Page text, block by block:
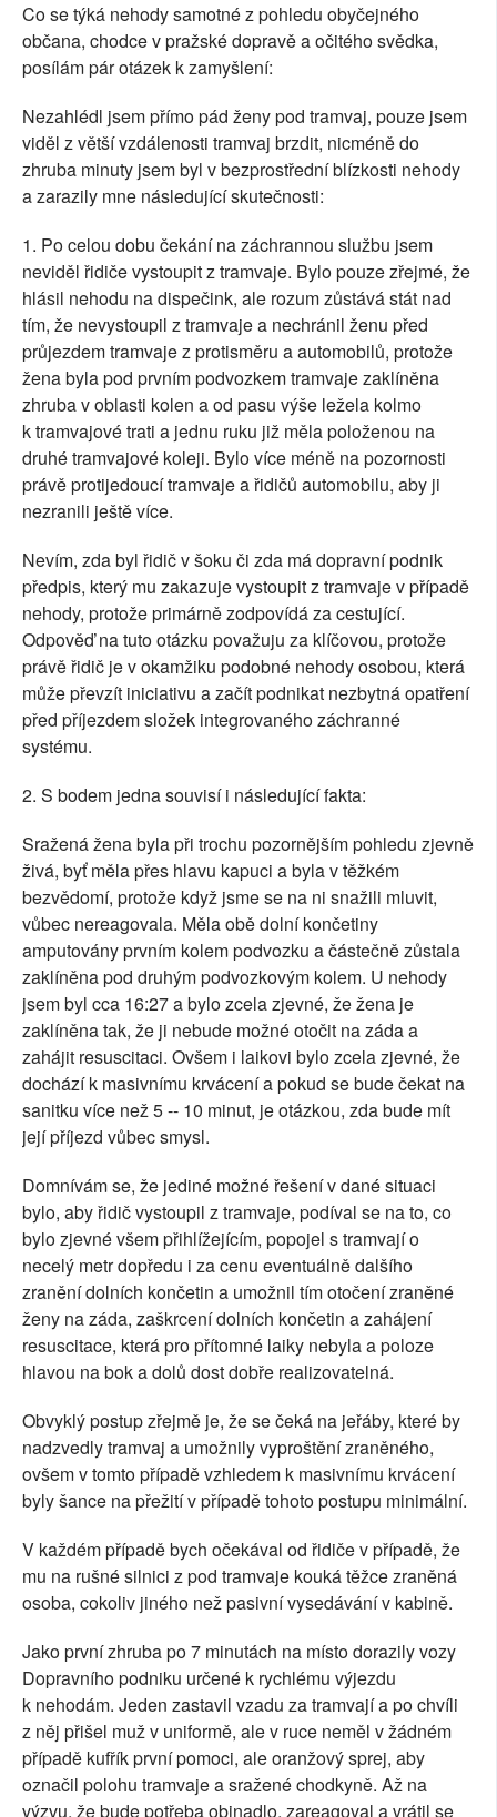
Co se týká nehody samotné z pohledu obyčejného
občana, chodce v pražské dopravě a očitého svědka,
posílám pár otázek k zamyšlení:
Nezahlédl jsem přímo pád ženy pod tramvaj, pouze jsem
viděl z větší vzdálenosti tramvaj brzdit, nicméně do
zhruba minuty jsem byl v bezprostřední blízkosti nehody
a zarazily mne následující skutečnosti:
1. Po celou dobu čekání na záchrannou službu jsem
neviděl řidiče vystoupit z tramvaje. Bylo pouze zřejmé, že
hlásil nehodu na dispečink, ale rozum zůstává stát nad
tím, že nevystoupil z tramvaje a nechránil ženu před
průjezdem tramvaje z protisměru a automobilů, protože
žena byla pod prvním podvozkem tramvaje zaklíněna
zhruba v oblasti kolen a od pasu výše ležela kolmo
k tramvajové trati a jednu ruku již měla položenou na
druhé tramvajové koleji. Bylo více méně na pozornosti
právě protijedoucí tramvaje a řidičů automobilu, aby ji
nezranili ještě více.
Nevím, zda byl řidič v šoku či zda má dopravní podnik
předpis, který mu zakazuje vystoupit z tramvaje v případě
nehody, protože primárně zodpovídá za cestující.
Odpověď na tuto otázku považuju za klíčovou, protože
právě řidič je v okamžiku podobné nehody osobou, která
může převzít iniciativu a začít podnikat nezbytná opatření
před příjezdem složek integrovaného záchranné
systému.
2. S bodem jedna souvisí i následující fakta:
Sražená žena byla při trochu pozornějším pohledu zjevně
živá, byť měla přes hlavu kapuci a byla v těžkém
bezvědomí, protože když jsme se na ni snažili mluvit,
vůbec nereagovala. Měla obě dolní končetiny
amputovány prvním kolem podvozku a částečně zůstala
zaklíněna pod druhým podvozkovým kolem. U nehody
jsem byl cca 16:27 a bylo zcela zjevné, že žena je
zaklíněna tak, že ji nebude možné otočit na záda a
zahájit resuscitaci. Ovšem i laikovi bylo zcela zjevné, že
dochází k masivnímu krvácení a pokud se bude čekat na
sanitku více než 5 -- 10 minut, je otázkou, zda bude mít
její příjezd vůbec smysl.
Domnívám se, že jediné možné řešení v dané situaci
bylo, aby řidič vystoupil z tramvaje, podíval se na to, co
bylo zjevné všem přihlížejícím, popojel s tramvají o
necelý metr dopředu i za cenu eventuálně dalšího
zranění dolních končetin a umožnil tím otočení zraněné
ženy na záda, zaškrcení dolních končetin a zahájení
resuscitace, která pro přítomné laiky nebyla a poloze
hlavou na bok a dolů dost dobře realizovatelná.
Obvyklý postup zřejmě je, že se čeká na jeřáby, které by
nadzvedly tramvaj a umožnily vyproštění zraněného,
ovšem v tomto případě vzhledem k masivnímu krvácení
byly šance na přežití v případě tohoto postupu minimální.
V každém případě bych očekával od řidiče v případě, že
mu na rušné silnici z pod tramvaje kouká těžce zraněná
osoba, cokoliv jiného než pasivní vysedávání v kabině.
Jako první zhruba po 7 minutách na místo dorazily vozy
Dopravního podniku určené k rychlému výjezdu
k nehodám. Jeden zastavil vzadu za tramvají a po chvíli
z něj přišel muž v uniformě, ale v ruce neměl v žádném
případě kufřík první pomoci, ale oranžový sprej, aby
označil polohu tramvaje a sražené chodkyně. Až na
výzvu, že bude potřeba obinadlo, zareagoval a vrátil se